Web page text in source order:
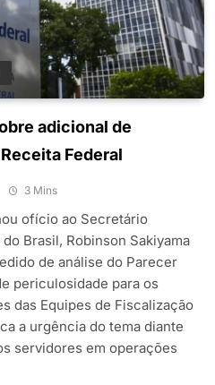
adicional de
Federal
3 Mins
ofício ao Secretário
Brasil, Robinson Sakiyama
de análise do Parecer
periculosidade para os
das Equipes de Fiscalização
a urgência do tema diante
servidores em operações